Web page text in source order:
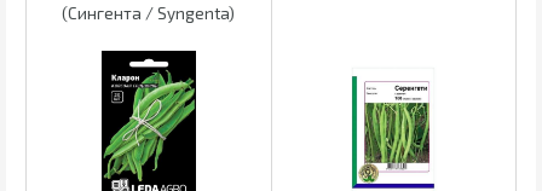
(Сингента / Syngenta)